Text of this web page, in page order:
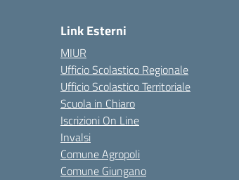
Link Esterni
MIUR
Ufficio Scolastico Regionale
Ufficio Scolastico Territoriale
Scuola in Chiaro
Iscrizioni On Line
Invalsi
Comune Agropoli
Comune Giungano